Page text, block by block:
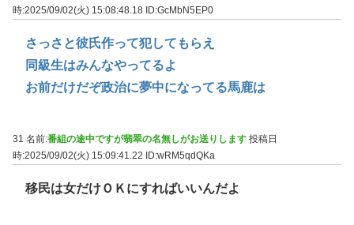
時:2025/09/02(火) 15:08:48.18 ID:GcMbN5EP0
さっさと彼氏作って犯してもらえ
同級生はみんなやってるよ
お前だけだぞ政治に夢中になってる馬鹿は
31 名前:番組の途中ですが翡翠の名無しがお送りします 投稿日
時:2025/09/02(火) 15:09:41.22
ID:wRM5qdQKa
移民は女だけＯＫにすればいいんだよ